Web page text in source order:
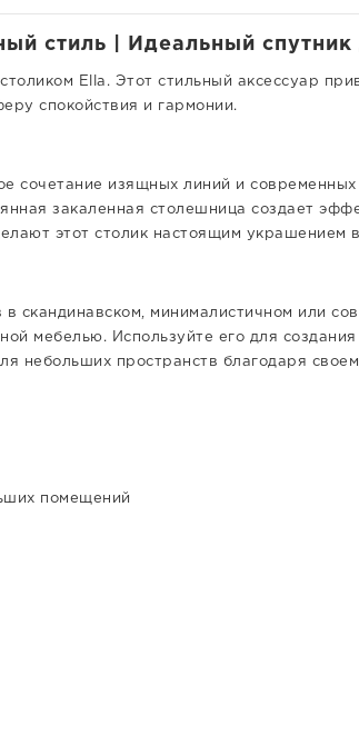
стиль | Идеальный спутник
Ella. Этот стильный аксессуар
спокойствия и гармонии.
сочетание изящных линий и
закаленная столешница создает
этот столик настоящим украшением
скандинавском, минималистичном или
мебелью. Используйте его для
небольших пространств благодаря
помещений